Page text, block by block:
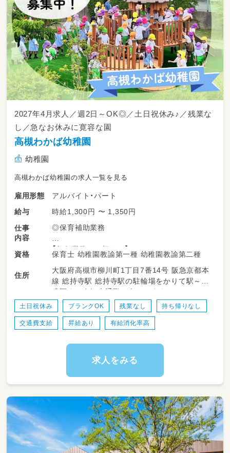
2027年4月求人／週2日～OK◎／土日祝休み♪／残業な
し／急なお休みに寛容な園
高槻わかば幼稚園
幼稚園
高槻わかば幼稚園の求人一覧を見る
雇用形態
アルバイト・パート
給与
時給1,300円 〜 1,350円
仕事
内容
◎保育補助業務
【担任業務は一切なし】
『子どもと関わる楽しさ』だけをギュッと詰め
込んだ
負担少なめの保育補助♪
担任の先生の「ちょっとしたお手伝い」がメイン
です！
資格 保育士 幼稚園教諭第一種 幼稚園教諭第二種
住所
大阪府高槻市柳川町1丁目7番14号 阪急京都本
線 総持寺駅 総持寺駅の駐輪場をかりて駅～幼
稚園まで自転車通勤の人もいます。
土日祝休み ブランクOK 残業なし 持ち帰りなし
交通費支給 昇給あり 有給消化率高
求人をみる